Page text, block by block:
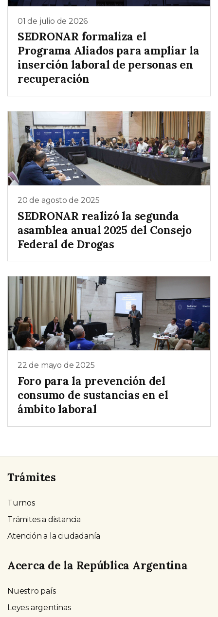
01 de julio de 2026
SEDRONAR formaliza el
Programa Aliados para ampliar la
inserción laboral de personas en
recuperación
20 de agosto de 2025
SEDRONAR realizó la segunda
asamblea anual 2025 del Consejo
Federal de Drogas
22 de mayo de 2025
Foro para la prevención del
consumo de sustancias en el
ámbito laboral
Trámites
Turnos
Trámites a distancia
Atención a la ciudadanía
Acerca de la República Argentina
Nuestro país
Leyes argentinas